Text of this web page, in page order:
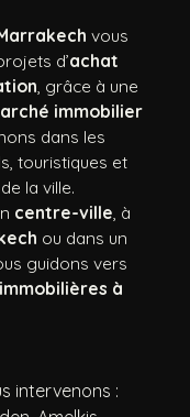
vous
d’achat
, grâce à une
immobilier
dans les
touristiques et
la ville.
centre-ville, à
ou dans un
guidons vers
à
intervenons :